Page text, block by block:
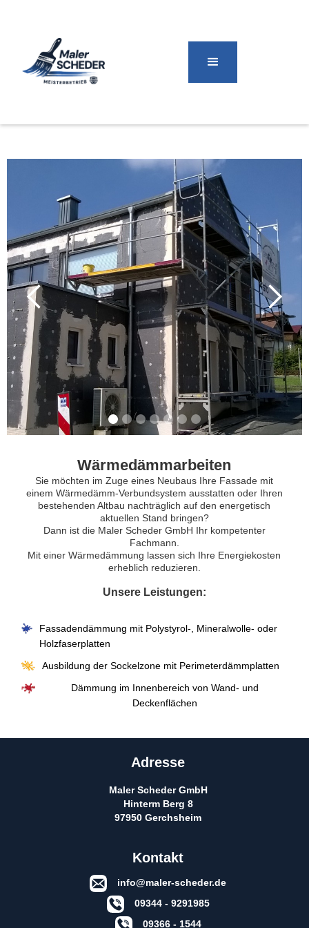
Wärmedämmarbeiten
Sie möchten im Zuge eines Neubaus Ihre Fassade mit
einem Wärmedämm-Verbundsystem ausstatten oder Ihren
bestehenden Altbau nachträglich auf den energetisch
aktuellen Stand bringen?
Dann ist die Maler Scheder GmbH Ihr kompetenter
Fachmann.
Mit einer Wärmedämmung lassen sich Ihre Energiekosten
erheblich reduzieren.
Unsere Leistungen:
Fassadendämmung mit Polystyrol-, Mineralwolle- oder
Holzfaserplatten
Ausbildung der Sockelzone mit Perimeterdämmplatten
Dämmung im Innenbereich von Wand- und
Deckenflächen
Adresse
Maler Scheder GmbH
Hinterm Berg 8
97950 Gerchsheim
Kontakt
info@maler-scheder.de
09344 - 9291985
09366 - 1544